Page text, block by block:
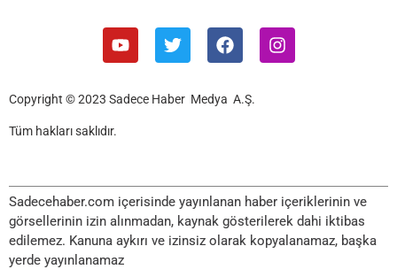
Copyright © 2023 Sadece Haber Medya A.Ş.
Tüm hakları saklıdır.
Sadecehaber.com içerisinde yayınlanan haber içeriklerinin ve
görsellerinin izin alınmadan, kaynak gösterilerek dahi iktibas
edilemez. Kanuna aykırı ve izinsiz olarak kopyalanamaz, başka
yerde yayınlanamaz